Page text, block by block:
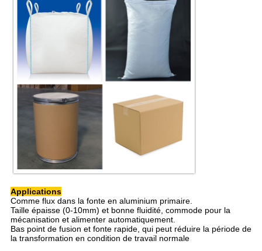
Applications
Comme flux dans la fonte en aluminium primaire.
Taille épaisse (0-10mm) et bonne fluidité, commode pour la
mécanisation et alimenter automatiquement.
Bas point de fusion et fonte rapide, qui peut réduire la période de
la transformation en condition de travail normale